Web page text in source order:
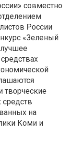
совместно
России
«Зеленый
творческие
на
Коми и